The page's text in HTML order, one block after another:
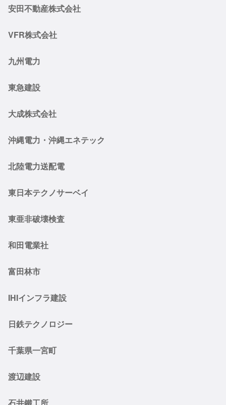
安田不動産株式会社
VFR株式会社
九州電力
東急建設
大成株式会社
沖縄電力・沖縄エネテック
北陸電力送配電
東日本テクノサーベイ
東亜非破壊検査
和田電業社
富田林市
IHIインフラ建設
日鉄テクノロジー
千葉県一宮町
渡辺建設